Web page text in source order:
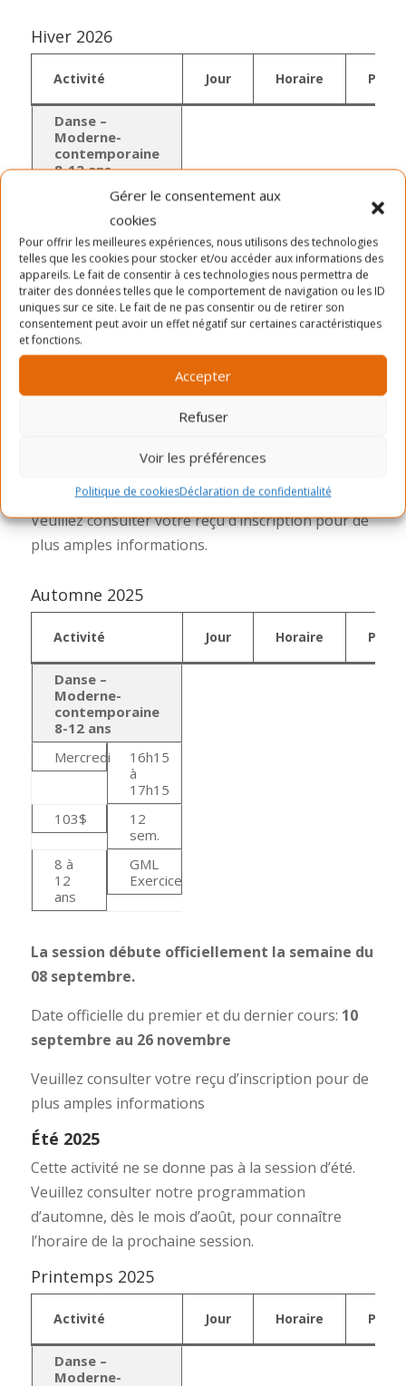
Gérer le consentement aux
cookies
Pour offrir les meilleures expériences, nous utilisons des technologies
telles que les cookies pour stocker et/ou accéder aux informations des
appareils. Le fait de consentir à ces technologies nous permettra de
traiter des données telles que le comportement de navigation ou les ID
uniques sur ce site. Le fait de ne pas consentir ou de retirer son
consentement peut avoir un effet négatif sur certaines caractéristiques
et fonctions.
Accepter
Refuser
Voir les préférences
Politique de cookiesDéclaration de confidentialité
Hiver 2026
Activité Jour Horaire Prix
Danse –
Moderne-
contemporaine
8-12 ans
Mercredi
16h15
à
17h15
103$
12
sem.
8 à
12
ans
GML
Exercice
La session débute officiellement la semaine du
Date officielle du premier cours et du dernier
14 janvier au 1er avril.
Veuillez consulter votre reçu d’inscription pour de
plus amples informations.
Automne 2025
Activité Jour Horaire Prix
Danse –
Moderne-
contemporaine
8-12 ans
Mercredi
16h15
à
17h15
103$
12
sem.
8 à
12
ans
GML
Exercice
La session débute officiellement la semaine du
08 septembre.
Date officielle du premier et du dernier cours: 10
septembre au 26 novembre
Veuillez consulter votre reçu d’inscription pour de
plus amples informations
Été 2025
Cette activité ne se donne pas à la session d’été.
Veuillez consulter notre programmation
d’automne, dès le mois d’août, pour connaître
l’horaire de la prochaine session.
Printemps 2025
Activité Jour Horaire Prix
Danse –
Moderne-